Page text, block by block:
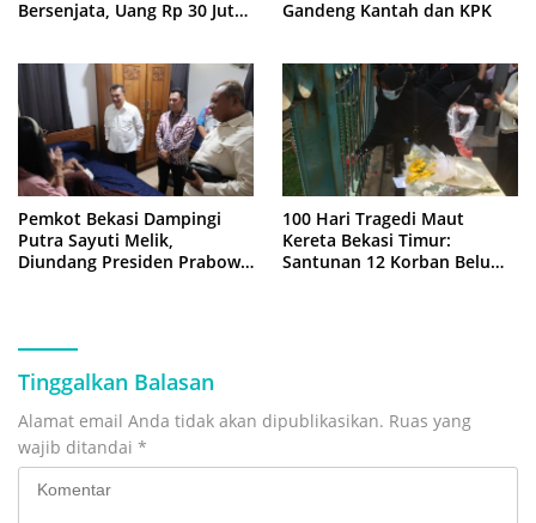
Bersenjata, Uang Rp 30 Juta
Gandeng Kantah dan KPK
Pemkot Bekasi Dampingi
Putra Sayuti Melik,
Diundang Presiden Prabowo
100 Hari Tragedi Maut
Kereta Bekasi Timur:
Santunan 12 Korban Belum
Tinggalkan Balasan
Alamat email Anda tidak akan dipublikasikan. Ruas yang
wajib ditandai *